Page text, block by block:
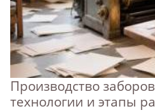
Производство
технологии и этапы